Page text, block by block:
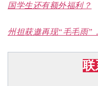
国学生还有额外福利？
州担获邀再现“毛毛雨”
联